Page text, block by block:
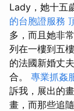
Lady，她十五
的台胞證服務
多，而且她非
列在一樓到五
的法國新婚丈
合。 專業抓姦
訴我，展出的
畫，而那些追